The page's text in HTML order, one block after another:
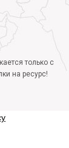
только с
на ресурс!